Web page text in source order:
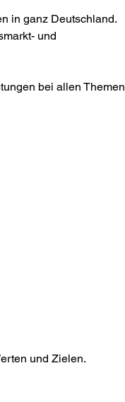
in ganz Deutschland.
und
bei allen Themen
und Zielen.